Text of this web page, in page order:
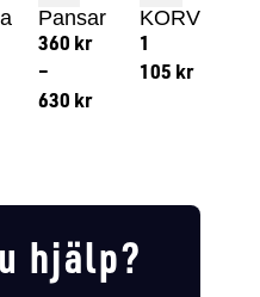
Pansar
360 kr
–
630 kr
KORV
1
105 kr
hjälp?